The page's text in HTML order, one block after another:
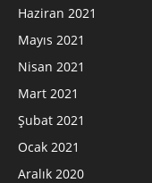
Haziran 2021
Mayıs 2021
Nisan 2021
Mart 2021
Şubat 2021
Ocak 2021
Aralık 2020